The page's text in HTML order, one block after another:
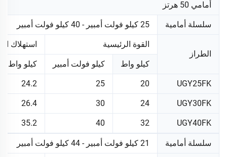
أمامي 50 هرتز
سلسلة أمامية 25 كيلو فولت أمبير - 40 كيلو فولت أمبير
الطراز
القوة الرئيسية استهلاك
كيلو واط كيلو فولت أمبير كيلو واط
UGY25FK
20
25
24.2
UGY30FK
24
30
26.4
UGY40FK
32
40
35.2
سلسلة أمامية 21 كيلو فولت أمبير - 44 كيلو فولت أمبير